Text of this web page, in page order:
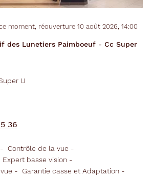
des Lunetiers Paimboeuf - Cc Super
moment, réouverture 10 août 2026, 14:00
U
36
Contrôle de la vue
Expert basse vision
Garantie casse et Adaptation